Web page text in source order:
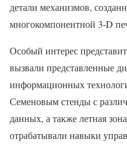
детали механизмов,
многокомпонентной 3-D
Особый интерес
вызвали представленные
информационных
Семеновым стенды с
данных, а также летная
отрабатывали навыки